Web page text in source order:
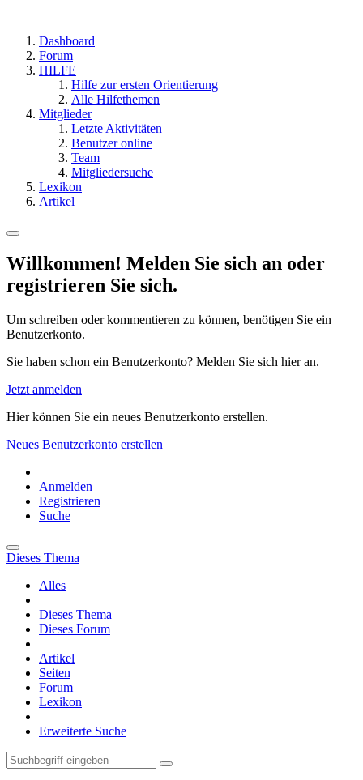
Dashboard
Forum
HILFE
Hilfe zur ersten Orientierung
Alle Hilfethemen
Mitglieder
Letzte Aktivitäten
Benutzer online
Team
Mitgliedersuche
Lexikon
Artikel
Willkommen! Melden Sie sich an oder
registrieren Sie sich.
Um schreiben oder kommentieren zu können, benötigen Sie ein
Benutzerkonto.
Sie haben schon ein Benutzerkonto? Melden Sie sich hier an.
Jetzt anmelden
Hier können Sie ein neues Benutzerkonto erstellen.
Neues Benutzerkonto erstellen
Anmelden
Registrieren
Suche
Dieses Thema
Alles
Dieses Thema
Dieses Forum
Artikel
Seiten
Forum
Lexikon
Erweiterte Suche